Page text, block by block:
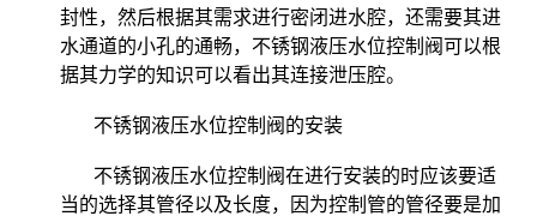
封性，然后根据其需求进行密闭进水腔，还需要其进
水通道的小孔的通畅，不锈钢液压水位控制阀可以根
据其力学的知识可以看出其连接泄压腔。
不锈钢液压水位控制阀的安装
不锈钢液压水位控制阀在进行安装的时应该要适
当的选择其管径以及长度，因为控制管的管径要是加